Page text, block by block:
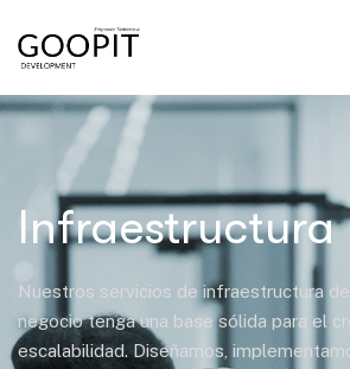
Infraestructura
Nuestros servicios de infraestructura
negocio tenga una base sólida para el
escalabilidad. Diseñamos,